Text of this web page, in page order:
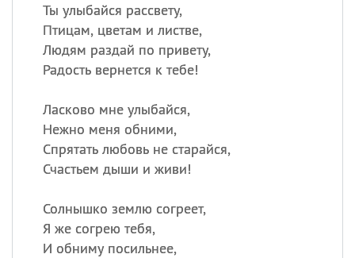
Ты улыбайся рассвету,
Птицам, цветам и листве,
Людям раздай по привету,
Радость вернется к тебе!
Ласково мне улыбайся,
Нежно меня обними,
Спрятать любовь не старайся,
Счастьем дыши и живи!
Солнышко землю согреет,
Я же согрею тебя,
И обниму посильнее,